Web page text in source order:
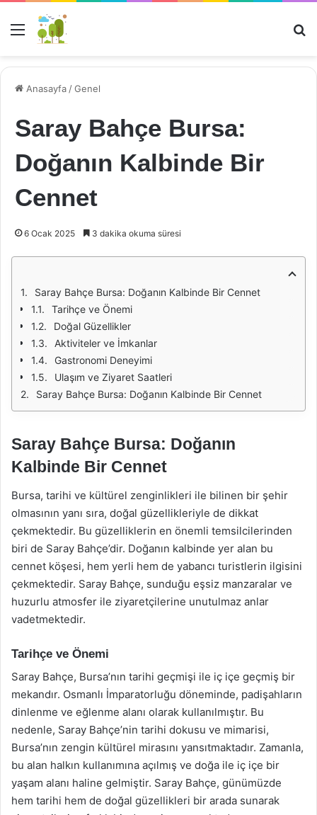
Menü
Anasayfa /Genel
Saray Bahçe Bursa:
Doğanın Kalbinde Bir
Cennet
6 Ocak 2025 3 dakika okuma süresi
Saray Bahçe Bursa: Doğanın Kalbinde Bir Cennet
Tarihçe ve Önemi
Doğal Güzellikler
Aktiviteler ve İmkanlar
Gastronomi Deneyimi
Ulaşım ve Ziyaret Saatleri
Saray Bahçe Bursa: Doğanın Kalbinde Bir Cennet
Saray Bahçe Bursa: Doğanın
Kalbinde Bir Cennet
Bursa, tarihi ve kültürel zenginlikleri ile bilinen bir şehir
olmasının yanı sıra, doğal güzellikleriyle de dikkat
çekmektedir. Bu güzelliklerin en önemli temsilcilerinden
biri de Saray Bahçe’dir. Doğanın kalbinde yer alan bu
cennet köşesi, hem yerli hem de yabancı turistlerin ilgisini
çekmektedir. Saray Bahçe, sunduğu eşsiz manzaralar ve
huzurlu atmosfer ile ziyaretçilerine unutulmaz anlar
vadetmektedir.
Tarihçe ve Önemi
Saray Bahçe, Bursa’nın tarihi geçmişi ile iç içe geçmiş bir
mekandır. Osmanlı İmparatorluğu döneminde, padişahların
dinlenme ve eğlenme alanı olarak kullanılmıştır. Bu
nedenle, Saray Bahçe’nin tarihi dokusu ve mimarisi,
Bursa’nın zengin kültürel mirasını yansıtmaktadır. Zamanla,
bu alan halkın kullanımına açılmış ve doğa ile iç içe bir
yaşam alanı haline gelmiştir. Saray Bahçe, günümüzde
hem tarihi hem de doğal güzellikleri bir arada sunarak